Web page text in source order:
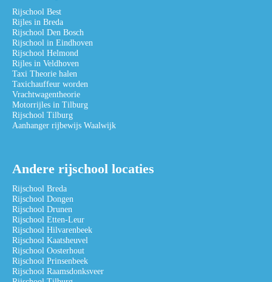
Rijschool Best
Rijles in Breda
Rijschool Den Bosch
Rijschool in Eindhoven
Rijschool Helmond
Rijles in Veldhoven
Taxi Theorie halen
Taxichauffeur worden
Vrachtwagentheorie
Motorrijles in Tilburg
Rijschool Tilburg
Aanhanger rijbewijs Waalwijk
Andere rijschool locaties
Rijschool Breda
Rijschool Dongen
Rijschool Drunen
Rijschool Etten-Leur
Rijschool Hilvarenbeek
Rijschool Kaatsheuvel
Rijschool Oosterhout
Rijschool Prinsenbeek
Rijschool Raamsdonksveer